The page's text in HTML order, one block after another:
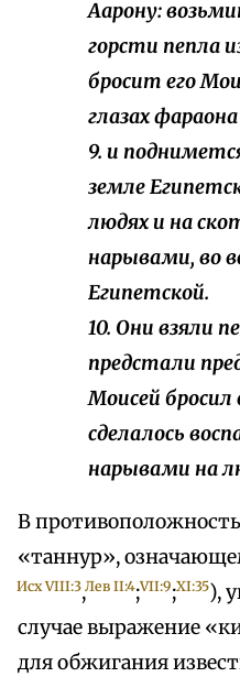
Аарону:
горсти пепла
бросит его
глазах
9. и
земле
людях и на
нарывами, во
Египетской.
10. Они взяли
предстали
Моисей бросил
сделалось
нарывами на
В
«таннур»,
Исх VIII:3,Лев II:4;VII:9;XI:35),
случае выражение
для обжигания